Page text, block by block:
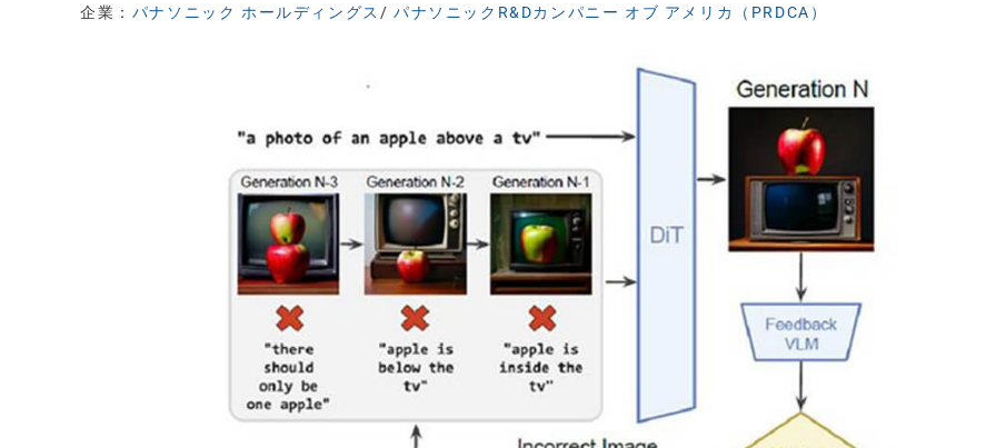
企業： パナソニック ホールディングス /パナソニックR&Dカンパニー オブ アメリカ（PRDCA）